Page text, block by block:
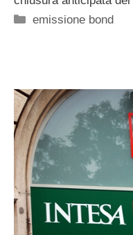
Categorie
emissione bond